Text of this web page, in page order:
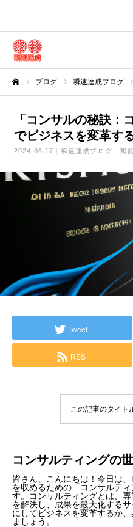
ブログ 瞬速達成ブログ
「コンサルの秘訣：
でビジネスを変革す
2024.06.17 瞬速達成ブログ 閲
Tweet
RSS
この記事のタイト
コンサルティングの
皆さん、こんにちは！今日は
を収めるための「コンサルテ
す。コンサルティングとは、
を解決し、成果を最大化する
にしてビジネスを変革するか
ましょう。